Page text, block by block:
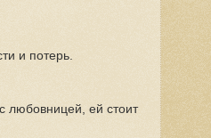
и потерь.
любовницей, ей стоит